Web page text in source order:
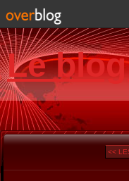
Le
<<